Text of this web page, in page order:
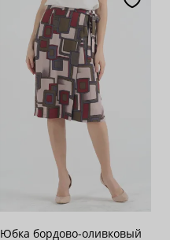
Юбка бордово-оливковый